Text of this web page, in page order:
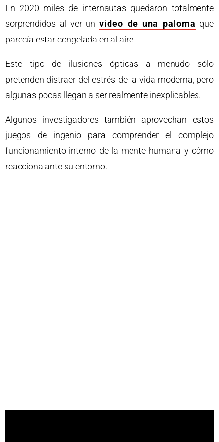
En 2020 miles de internautas quedaron totalmente
sorprendidos al ver un video de una paloma que
parecía estar congelada en al aire.
Este tipo de ilusiones ópticas a menudo sólo
pretenden distraer del estrés de la vida moderna, pero
algunas pocas llegan a ser realmente inexplicables.
Algunos investigadores también aprovechan estos
juegos de ingenio para comprender el complejo
funcionamiento interno de la mente humana y cómo
reacciona ante su entorno.